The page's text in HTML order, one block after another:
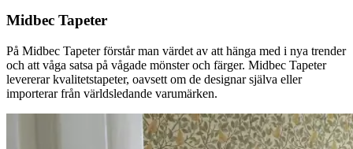
Midbec Tapeter
På Midbec Tapeter förstår man värdet av att hänga med i nya trender
och att våga satsa på vågade mönster och färger. Midbec Tapeter
levererar kvalitetstapeter, oavsett om de designar själva eller
importerar från världsledande varumärken.